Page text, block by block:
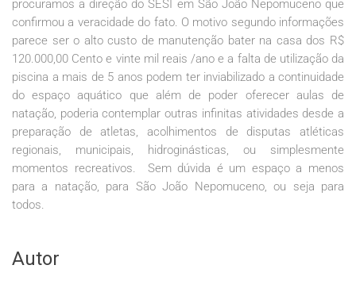
procuramos a direção do SESI em São João Nepomuceno que
confirmou a veracidade do fato. O motivo segundo informações
parece ser o alto custo de manutenção bater na casa dos R$
120.000,00 Cento e vinte mil reais /ano e a falta de utilização da
piscina a mais de 5 anos podem ter inviabilizado a continuidade
do espaço aquático que além de poder oferecer aulas de
natação, poderia contemplar outras infinitas atividades desde a
preparação de atletas, acolhimentos de disputas atléticas
regionais, municipais, hidroginásticas, ou simplesmente
momentos recreativos. Sem dúvida é um espaço a menos
para a natação, para São João Nepomuceno, ou seja para
todos.
Autor